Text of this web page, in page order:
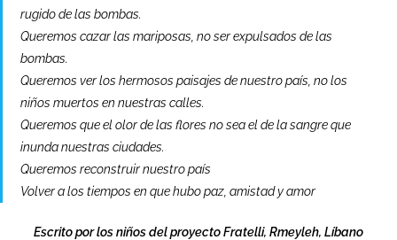
rugido de las bombas.
Queremos cazar las mariposas, no ser expulsados de las
bombas.
Queremos ver los hermosos paisajes de nuestro país, no los
niños muertos en nuestras calles.
Queremos que el olor de las flores no sea el de la sangre que
inunda nuestras ciudades.
Queremos reconstruir nuestro país
Volver a los tiempos en que hubo paz, amistad y amor
Escrito por los niños del proyecto Fratelli, Rmeyleh, Líbano